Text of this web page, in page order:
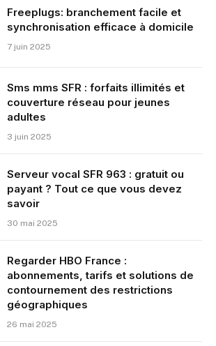
Freeplugs: branchement facile et
synchronisation efficace à domicile
7 juin 2025
Sms mms SFR : forfaits illimités et
couverture réseau pour jeunes
adultes
3 juin 2025
Serveur vocal SFR 963 : gratuit ou
payant ? Tout ce que vous devez
savoir
30 mai 2025
Regarder HBO France :
abonnements, tarifs et solutions de
contournement des restrictions
géographiques
26 mai 2025